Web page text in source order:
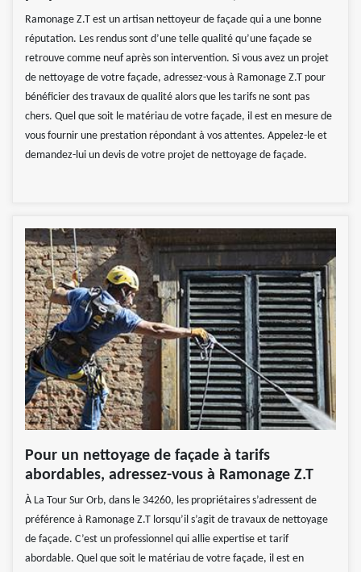
Ramonage Z.T est un artisan nettoyeur de façade qui a une bonne
réputation. Les rendus sont d’une telle qualité qu’une façade se
retrouve comme neuf après son intervention. Si vous avez un projet
de nettoyage de votre façade, adressez-vous à Ramonage Z.T pour
bénéficier des travaux de qualité alors que les tarifs ne sont pas
chers. Quel que soit le matériau de votre façade, il est en mesure de
vous fournir une prestation répondant à vos attentes. Appelez-le et
demandez-lui un devis de votre projet de nettoyage de façade.
Pour un nettoyage de façade à tarifs
abordables, adressez-vous à Ramonage Z.T
À La Tour Sur Orb, dans le 34260, les propriétaires s’adressent de
préférence à Ramonage Z.T lorsqu’il s’agit de travaux de nettoyage
de façade. C’est un professionnel qui allie expertise et tarif
abordable. Quel que soit le matériau de votre façade, il est en